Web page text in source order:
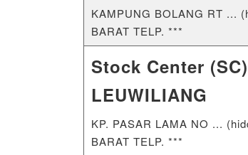
KAMPUNG BOLANG RT ...
BARAT TELP. ***
Stock Center (SC)
LEUWILIANG
KP. PASAR LAMA NO ...
BARAT TELP. ***